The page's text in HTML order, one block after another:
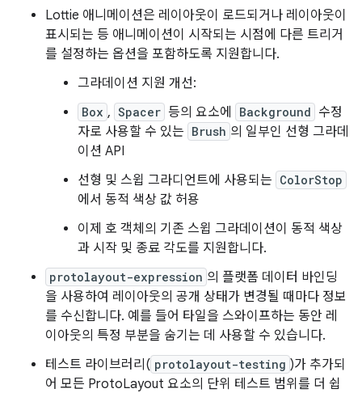
Lottie 애니메이션은 레이아웃이 로드되거나 레이아웃이
표시되는 등 애니메이션이 시작되는 시점에 다른 트리거
를 설정하는 옵션을 포함하도록 지원합니다.
그라데이션 지원 개선:
Box , Spacer 등의 요소에 Background 수정
자로 사용할 수 있는 Brush 의 일부인 선형 그라데
이션 API
선형 및 스윕 그라디언트에 사용되는 ColorStop
에서 동적 색상 값 허용
이제 호 객체의 기존 스윕 그라데이션이 동적 색상
과 시작 및 종료 각도를 지원합니다.
protolayout-expression 의 플랫폼 데이터 바인딩
을 사용하여 레이아웃의 공개 상태가 변경될 때마다 정보
를 수신합니다. 예를 들어 타일을 스와이프하는 동안 레
이아웃의 특정 부분을 숨기는 데 사용할 수 있습니다.
테스트 라이브러리( protolayout-testing )가 추가되
어 모든 ProtoLayout 요소의 단위 테스트 범위를 더 쉽